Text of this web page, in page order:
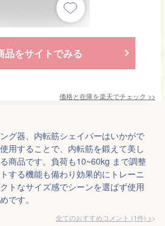
品をサイトでみる
価格と在庫を楽天でチェック >>
グ器、内転筋シェイパーはいかがで
用することで、内転筋を鍛えて美し
商品です。負荷も10~60kg まで調整
する機能も備わり効果的にトレーニ
トなサイズ感でシーンを選ばず使用
です。
全てのおすすめコメント (1件) >